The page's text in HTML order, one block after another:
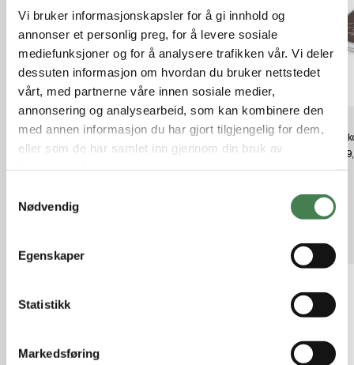
Vi bruker informasjonskapsler for å gi innhold og
annonser et personlig preg, for å levere sosiale
mediefunksjoner og for å analysere trafikken vår. Vi deler
dessuten informasjon om hvordan du bruker nettstedet
vårt, med partnerne våre innen sosiale medier,
annonsering og analysearbeid, som kan kombinere den
med annen informasjon du har gjort tilgjengelig for dem,
eller som de har samlet inn gjennom din bruk av
Nødvendig
Egenskaper
Statistikk
Markedsføring
Alfa Bever Extreme Classic Brown
kr 5 299,00
Treksta Trysil GTX Kids Purple
kr 899,00
Alfa
kr